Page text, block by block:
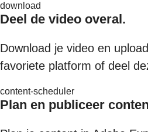
download
Deel de video overal.
Download je video en
favoriete platform of deel
content-scheduler
Plan en publiceer